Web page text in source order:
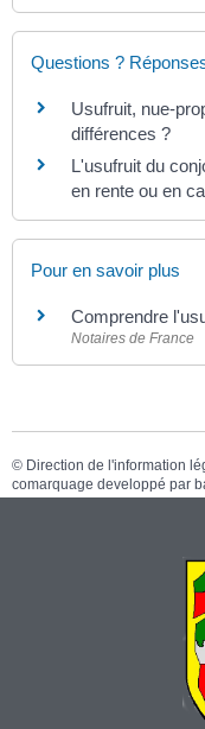
Questions ?
Usufruit, nue-
différences ?
L'usufruit du
en rente ou en
Pour en savoir plus
Comprendre
Notaires de France
© Direction de l'information
comarquage developpé par